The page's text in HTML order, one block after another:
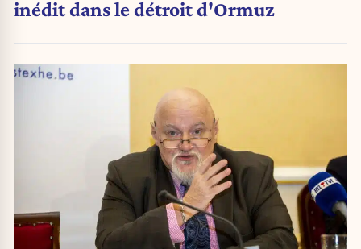
inédit dans le détroit d'Ormuz